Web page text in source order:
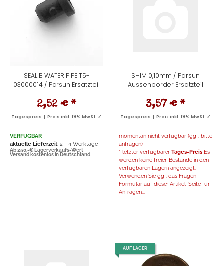
SEAL B WATER PIPE T5-
03000014 / Parsun Ersatzteil
2,52 € *
Tagespreis | Preis inkl. 19% MwSt. ✓
VERFÜGBAR
aktuelle Lieferzeit: 2 - 4 Werktage
Ab 250,-€ Lagerverkaufs-Wert
Versand kostenlos in Deutschland
SHIM 0,10mm / Parsun
Aussenborder Ersatzteil
3,57 € *
Tagespreis | Preis inkl. 19% MwSt. ✓
momentan nicht verfügbar (ggf. bitte
anfragen)
* letzter verfügbarer Tages-Preis Es
werden keine freien Bestände in den
verfügbaren Lägern angezeigt.
Verwenden Sie ggf. das Fragen-
Formular auf dieser Artikel-Seite für
Anfragen...
AUF LAGER